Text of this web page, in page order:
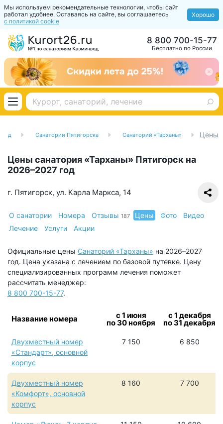
Мы используем рекомендательные технологии, чтобы сайт
работал удобнее. Оставаясь на сайте, вы соглашаетесь
с политикой cookie
Хорошо
Бесплатно по России
8 800 700-15-77
Санатории Пятигорска Санаторий «Тарханы» Цены
Цены санатория «Тарханы» Пятигорск на
2026–2027 год
г. Пятигорск, ул. Карла Маркса, 14
О санатории Номера Отзывы 187 Цены Фото
Видео
Лечение
Услуги Акции
Официальные цены Санаторий «Тарханы» на 2026–2027
год. Цена указана с лечением по базовой путевке. Цену
специализированных программ лечения поможет
рассчитать менеджер:
8 800 700-15-77.
Название номера с 1 июня
по 30 ноября
с 1 декабря
по 31 декабря
Двухместный номер
«Стандарт», основной
корпус
7 150 6 850
Двухместный номер
«Комфорт», основной
корпус
8 160 7 700